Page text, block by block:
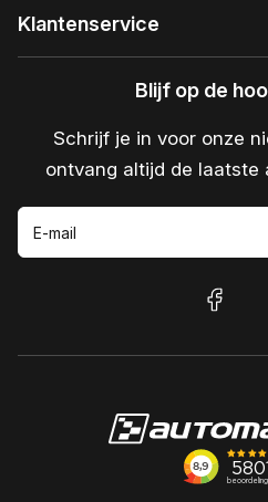
Klantenservice
Blijf op de
Schrijf je in voor onze
ontvang altijd de laatste
E-mail
facebook